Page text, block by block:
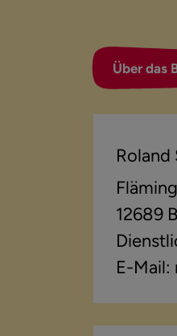
Über das
Roland
12689
E-